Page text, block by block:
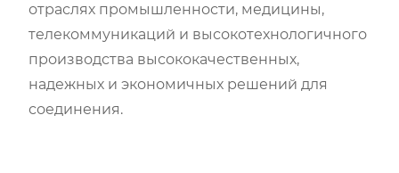
отраслях промышленности, медицины,
телекоммуникаций и высокотехнологичного
производства высококачественных,
надежных и экономичных решений для
соединения.